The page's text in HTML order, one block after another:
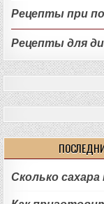
Рецепты при
Рецепты для
Сколько